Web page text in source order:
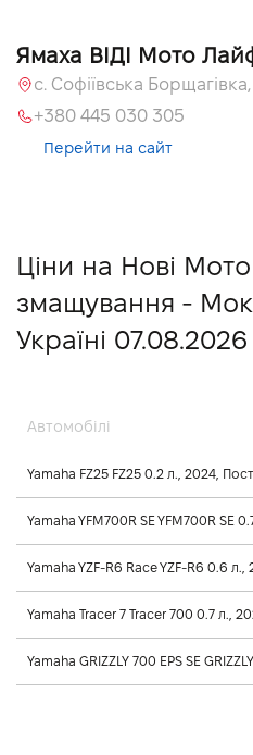
Ямаха ВІДІ Мото
+380 445 030 305
Перейти на сайт
Ціни на Нові
змащування -
Україні 07.08.2026
Автомобілі